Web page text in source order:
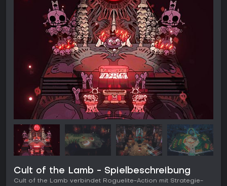
Cult of the Lamb - Spielbeschreibung
Cult of the Lamb verbindet Roguelite-Action mit Strategie-